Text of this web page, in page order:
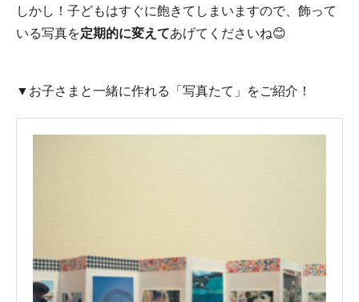
しかし！子どもはすぐに飽きてしまいますので、飾って
いる写真を定期的に変えてあげてくださいね😊
▼お子さまと一緒に作れる「写真たて」をご紹介！